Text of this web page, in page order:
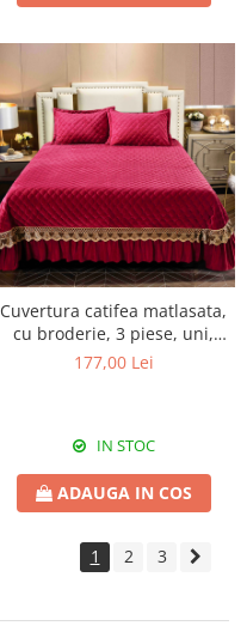
Cuvertura catifea matlasata,
cu broderie, 3 piese, uni,
220X240 cm CC76
177,00 Lei
IN STOC
ADAUGA IN COS
1 2 3